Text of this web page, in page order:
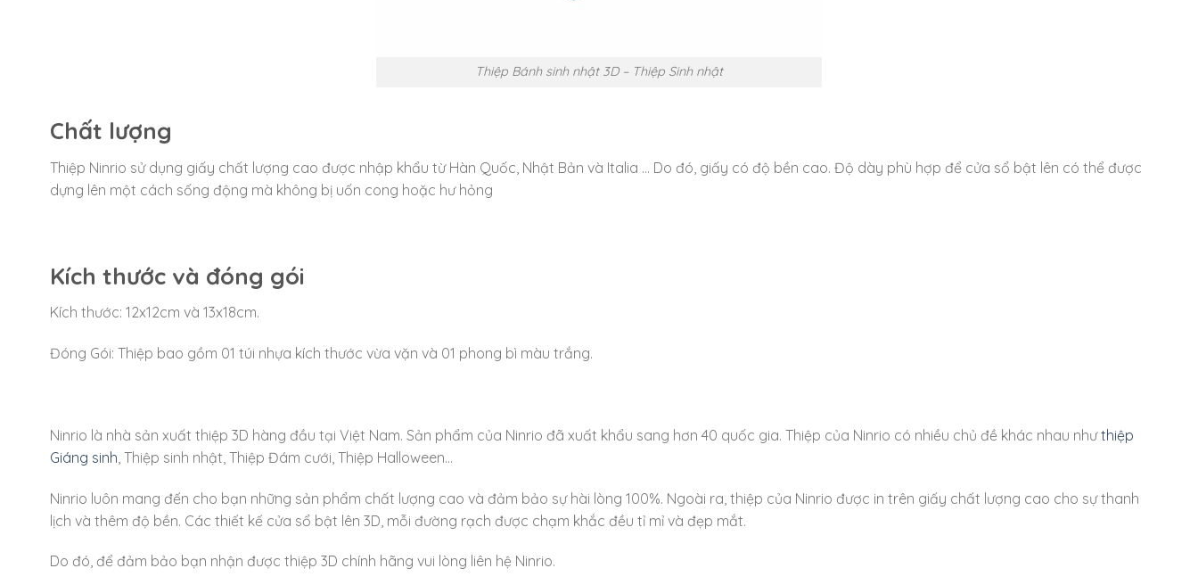
Thiệp Bánh sinh nhật 3D – Thiệp Sinh nhật
Chất lượng
Thiệp Ninrio sử dụng giấy chất lượng cao được nhập khẩu từ Hàn Quốc, Nhật Bản và Italia … Do đó, giấy có độ bền cao. Độ dày phù hợp để cửa sổ bật lên có thể được
dựng lên một cách sống động mà không bị uốn cong hoặc hư hỏng
Kích thước và đóng gói
Kích thước: 12x12cm và 13x18cm.
Đóng Gói: Thiệp bao gồm 01 túi nhựa kích thước vừa vặn và 01 phong bì màu trắng.
Ninrio là nhà sản xuất thiệp 3D hàng đầu tại Việt Nam. Sản phẩm của Ninrio đã xuất khẩu sang hơn 40 quốc gia. Thiệp của Ninrio có nhiều chủ đề khác nhau nhưthiệp
Giáng sinh , Thiệp sinh nhật, Thiệp Đám cưới, Thiệp Halloween…
Ninrio luôn mang đến cho bạn những sản phẩm chất lượng cao và đảm bảo sự hài lòng 100%. Ngoài ra, thiệp của Ninrio được in trên giấy chất lượng cao cho sự thanh
lịch và thêm độ bền. Các thiết kế cửa sổ bật lên 3D, mỗi đường rạch được chạm khắc đều tỉ mỉ và đẹp mắt.
Do đó, để đảm bảo bạn nhận được thiệp 3D chính hãng vui lòng liên hệ Ninrio.